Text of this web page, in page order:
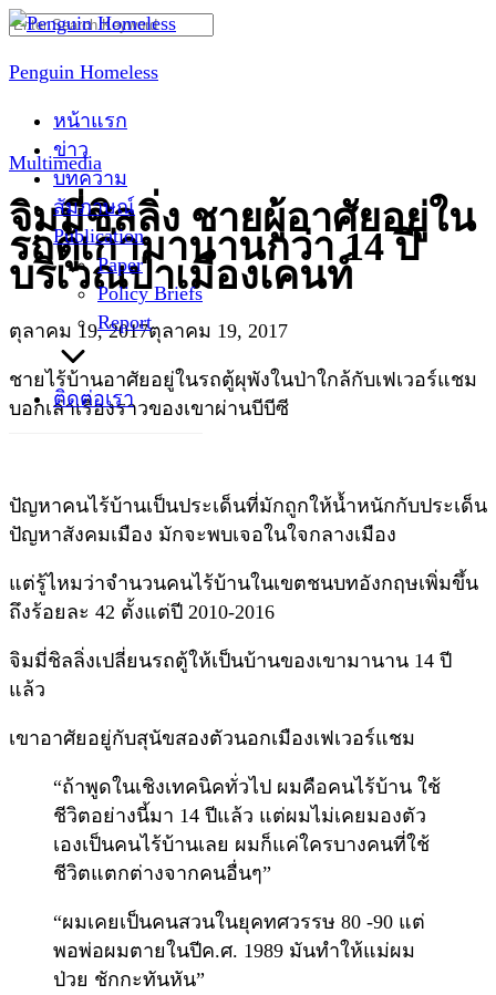
Skip
content
Penguin Homeless
หน้าแรก
ข่าว
บทความ
สัมภาษณ์
Publication
Paper
Policy Briefs
Report
ติดต่อเรา
Search
Multimedia
จิมมี่ชิลลิ่ง ชายผู้อาศัยอยู่ใน
รถตู้เก่ามานานกว่า 14 ปี
บริเวณป่าเมืองเคนท์
ตุลาคม 19, 2017ตุลาคม 19, 2017
ชายไร้บ้านอาศัยอยู่ในรถตู้ผุพังในป่าใกล้กับเฟเวอร์แชม
บอกเล่าเรื่องราวของเขาผ่านบีบีซี
ปัญหาคนไร้บ้านเป็นประเด็นที่มักถูกให้น้ำหนักกับประเด็น
ปัญหาสังคมเมือง มักจะพบเจอในใจกลางเมือง
แต่รู้ไหมว่าจำนวนคนไร้บ้านในเขตชนบทอังกฤษเพิ่มขึ้น
ถึงร้อยละ 42 ตั้งแต่ปี 2010-2016
จิมมี่ชิลลิ่งเปลี่ยนรถตู้ให้เป็นบ้านของเขามานาน 14 ปี
แล้ว
เขาอาศัยอยู่กับสุนัขสองตัวนอกเมืองเฟเวอร์แชม
“ถ้าพูดในเชิงเทคนิคทั่วไป ผมคือคนไร้บ้าน ใช้
ชีวิตอย่างนี้มา 14 ปีแล้ว แต่ผมไม่เคยมองตัว
เองเป็นคนไร้บ้านเลย ผมก็แค่ใครบางคนที่ใช้
ชีวิตแตกต่างจากคนอื่นๆ”
“ผมเคยเป็นคนสวนในยุคทศวรรษ 80 -90 แต่
พอพ่อผมตายในปีค.ศ. 1989 มันทำให้แม่ผม
ป่วย ชักกะทันหัน”